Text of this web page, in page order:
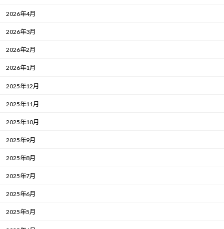
2026年4月
2026年3月
2026年2月
2026年1月
2025年12月
2025年11月
2025年10月
2025年9月
2025年8月
2025年7月
2025年6月
2025年5月